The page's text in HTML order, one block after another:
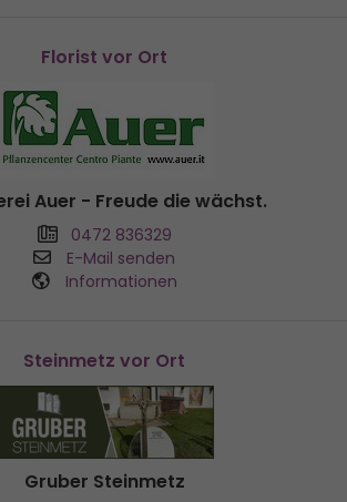
Florist vor Ort
Auer - Freude die wächst.
0472 836329
E-Mail senden
Informationen
Steinmetz vor Ort
Gruber Steinmetz